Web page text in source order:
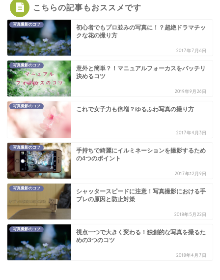
こちらの記事もおススメです
写真撮影のコツ
初心者でもプロ並みの写真に！？超絶ドラマチッ
クな花の撮り方
2017年7月6日
写真撮影のコツ
意外と簡単？！マニュアルフォーカスをバッチリ
決めるコツ
2019年9月26日
写真撮影のコツ これで女子力も倍増？ゆるふわ写真の撮り方
2017年4月3日
写真撮影のコツ
手持ちで綺麗にイルミネーションを撮影するため
の4つのポイント
2017年12月9日
写真撮影のコツ
シャッタースピードに注意！写真撮影における手
ブレの原因と防止対策
2018年5月22日
写真撮影のコツ
視点一つで大きく変わる！独創的な写真を撮るた
めの3つのコツ
2018年4月7日